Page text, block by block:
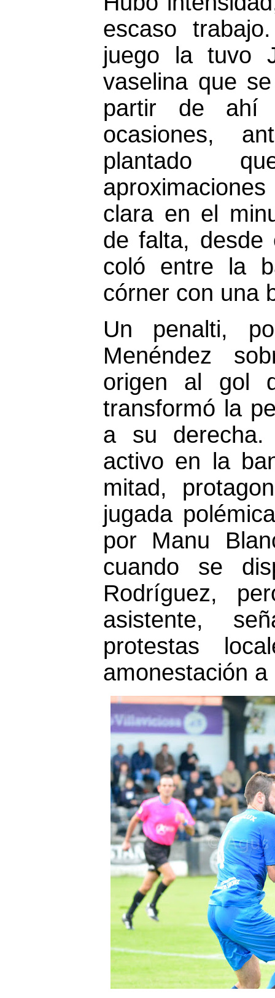
escaso
juego la tuvo
vaselina que
partir de ahí
ocasiones,
plantado
clara en el
de falta,
coló entre la
córner con una
Un penalti,
Menéndez
origen al gol
transformó la
a su derecha.
activo en la
mitad,
jugada
por Manu
cuando se
Rodríguez,
asistente,
protestas
amonestación